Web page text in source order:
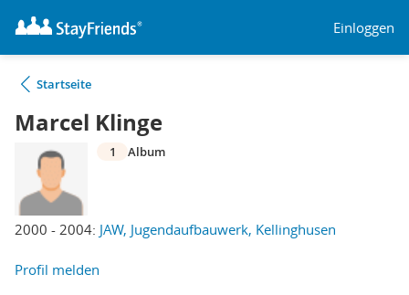
Einloggen
Startseite
Marcel Klinge
2000 - 2004: JAW, Jugendaufbauwerk, Kellinghusen
1 Album
Profil melden